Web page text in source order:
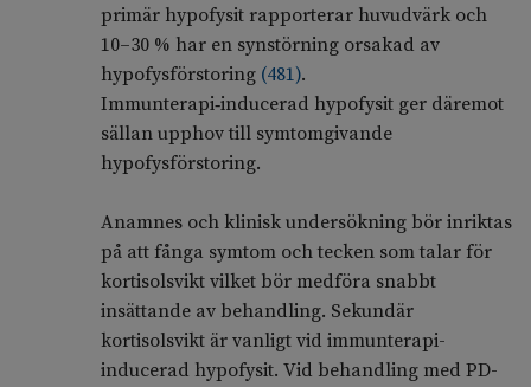
primär hypofysit rapporterar huvudvärk och
10–30 % har en synstörning orsakad av
hypofysförstoring (481).
Immunterapi‑inducerad hypofysit ger däremot
sällan upphov till symtomgivande
hypofysförstoring.
Anamnes och klinisk undersökning bör inriktas
på att fånga symtom och tecken som talar för
kortisolsvikt vilket bör medföra snabbt
insättande av behandling. Sekundär
kortisolsvikt är vanligt vid immunterapi-
inducerad hypofysit. Vid behandling med PD-